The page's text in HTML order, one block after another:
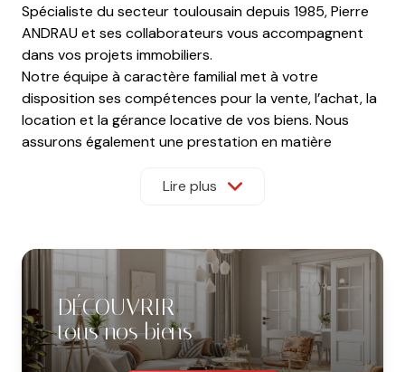
DÉCOUVRIR
tous nos biens
Spécialiste du secteur toulousain depuis 1985, Pierre
ANDRAU et ses collaborateurs vous accompagnent
dans vos projets immobiliers.
Notre équipe à caractère familial met à votre
disposition ses compétences pour la vente, l’achat, la
location et la gérance locative de vos biens. Nous
assurons également une prestation en matière
vos questions.
Bureaux ouverts du lundi au vendredi de 9h à
12h30 et de 14h à 18h
(sur rendez-vous uniquement)
Vos interlocuteurs privilégiés :
Lire plus